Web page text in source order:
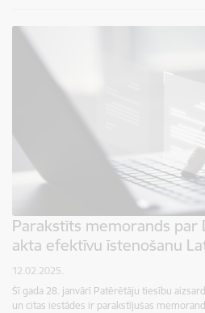
Parakstīts memorands par
akta efektīvu īstenošanu
12.02.2025.
Šī gada 28. janvārī Patērētāju tiesību
un citas iestādes ir parakstījušas